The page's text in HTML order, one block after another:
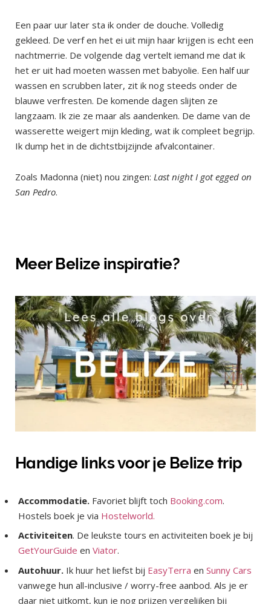
Een paar uur later sta ik onder de douche. Volledig
gekleed. De verf en het ei uit mijn haar krijgen is echt een
nachtmerrie. De volgende dag vertelt iemand me dat ik
het er uit had moeten wassen met babyolie. Een half uur
wassen en scrubben later, zit ik nog steeds onder de
blauwe verfresten. De komende dagen slijten ze
langzaam. Ik zie ze maar als aandenken. De dame van de
wasserette weigert mijn kleding, wat ik compleet begrijp.
Ik dump het in de dichtstbijzijnde afvalcontainer.
Zoals Madonna (niet) nou zingen: Last night I got egged on
San Pedro.
Meer Belize inspiratie?
Handige links voor je Belize trip
Accommodatie. Favoriet blijft toch Booking.com.
Hostels boek je via Hostelworld.
Activiteiten. De leukste tours en activiteiten boek je bij
GetYourGuide en Viator.
Autohuur. Ik huur het liefst bij EasyTerra en Sunny Cars
vanwege hun all-inclusive / worry-free aanbod. Als je er
daar niet uitkomt, kun je nog prijzen vergelijken bij